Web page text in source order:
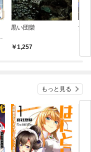
黒い団欒
1,257
汐
もっと見る